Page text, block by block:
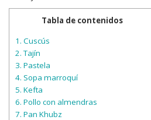
Tabla de contenidos
1. Cuscús
2.Tajín
3. Pastela
4. Sopa marroquí
5. Kefta
6. Pollo con almendras
7. Pan Khubz